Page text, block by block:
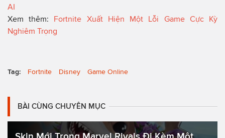
AI
Xem thêm: Fortnite Xuất Hiện Một Lỗi Game Cực Kỳ
Nghiêm Trọng
Tag: Fortnite Disney Game Online
BÀI CÙNG CHUYÊN MỤC